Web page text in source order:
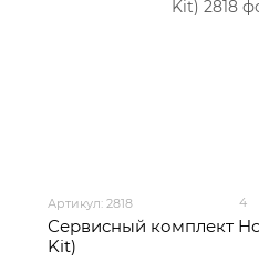
Артикул: 2818 4
Сервисный комплект
Kit)